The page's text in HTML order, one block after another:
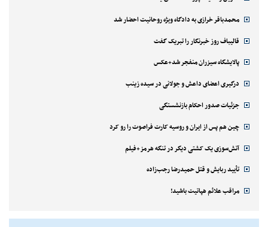
محمدباقر خرازی به دادگاه ویژه روحانیت احضار شد
قالیباف روز خبرنگار را تبریک گفت
پالایشگاه سیزران منفجر شد+عکس
درگیری اعضای داعش و جولانی در سیده زینب
جزئیات صدور احکام بازنشستگی
چین هم پس از ایران و روسیه کارت فراصوت را رو کرد
آتش‌سوزی یک کشتی دیگر در تنگه هرمز+فیلم
تأیید ربایش و قتل حمیدرضا رجب‌زاده
مراقب علائم هپاتیت باشید!